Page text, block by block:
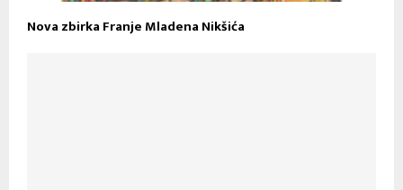
Nova zbirka Franje Mladena Nikšića